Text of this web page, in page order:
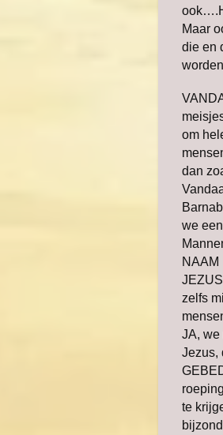
Maar
die en
om
dan
we
zelfs
JA, we
Jezus,
te